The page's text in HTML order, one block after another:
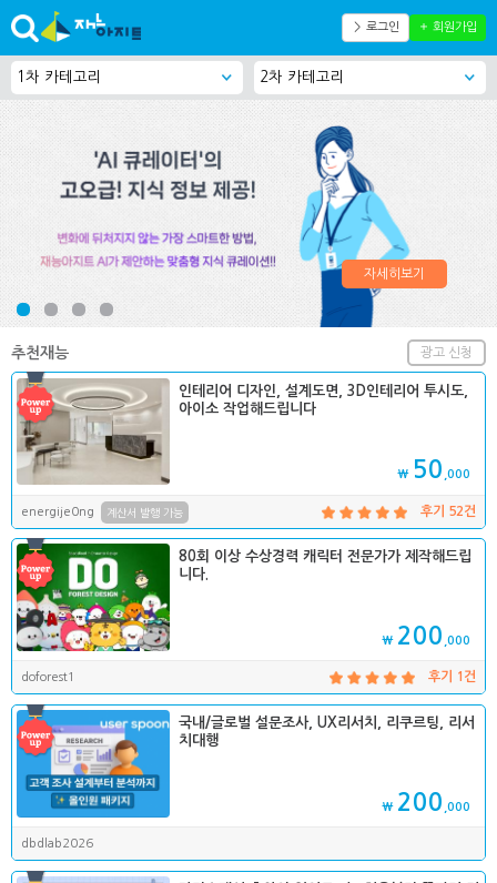
＞ 로그인 ＋ 회원가입
자세히보기
광고 신청
추천재능
인테리어 디자인, 설계도면, 3D인테리어 투시도,
아이소 작업해드립니다
₩ 50 ,000
energije0ng 계산서 발행 가능 후기 52건
80회 이상 수상경력 캐릭터 전문가가 제작해드립
니다.
₩ 200 ,000
doforest1 후기 1건
국내/글로벌 설문조사, UX리서치, 리쿠르팅, 리서
치대행
₩ 200 ,000
dbdlab2026